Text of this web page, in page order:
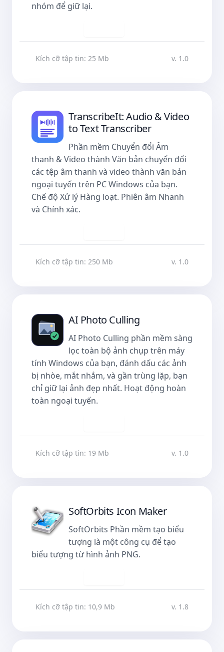
nhóm để giữ lại.
Kích cỡ tập tin: 25 Mb v. 1.0
TranscribeIt: Audio & Video
to Text Transcriber
Phần mềm Chuyển đổi Âm
thanh & Video thành Văn bản chuyển đổi
các tệp âm thanh và video thành văn bản
ngoại tuyến trên PC Windows của bạn.
Chế độ Xử lý Hàng loạt. Phiên âm Nhanh
và Chính xác.
Kích cỡ tập tin: 250 Mb v. 1.0
AI Photo Culling
AI Photo Culling phần mềm sàng
lọc toàn bộ ảnh chụp trên máy
tính Windows của bạn, đánh dấu các ảnh
bị nhòe, mắt nhắm, và gần trùng lặp, bạn
chỉ giữ lại ảnh đẹp nhất. Hoạt động hoàn
toàn ngoại tuyến.
Kích cỡ tập tin: 19 Mb v. 1.0
SoftOrbits Icon Maker
SoftOrbits Phần mềm tạo biểu
tượng là một công cụ để tạo
biểu tượng từ hình ảnh PNG.
Kích cỡ tập tin: 10,9 Mb v. 1.8